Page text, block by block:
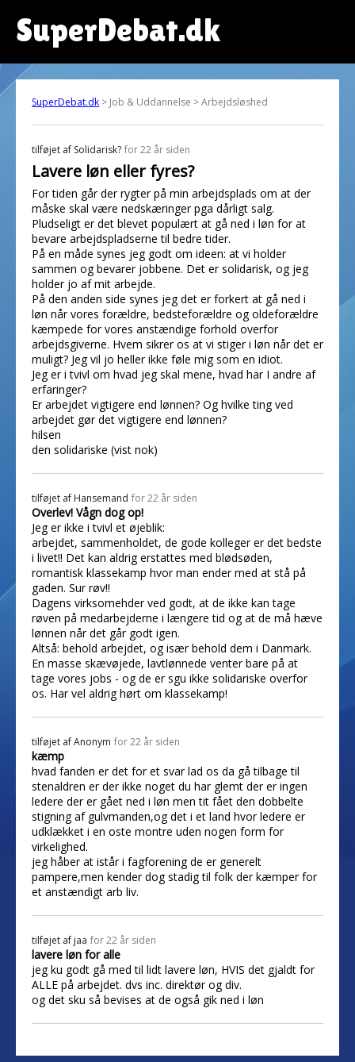
SuperDebat.dk
SuperDebat.dk > Job & Uddannelse > Arbejdsløshed
tilføjet af Solidarisk? for 22 år siden
Lavere løn eller fyres?
For tiden går der rygter på min arbejdsplads om at der
måske skal være nedskæringer pga dårligt salg.
Pludseligt er det blevet populært at gå ned i løn for at
bevare arbejdspladserne til bedre tider.
På en måde synes jeg godt om ideen: at vi holder
sammen og bevarer jobbene. Det er solidarisk, og jeg
holder jo af mit arbejde.
På den anden side synes jeg det er forkert at gå ned i
løn når vores forældre, bedsteforældre og oldeforældre
kæmpede for vores anstændige forhold overfor
arbejdsgiverne. Hvem sikrer os at vi stiger i løn når det er
muligt? Jeg vil jo heller ikke føle mig som en idiot.
Jeg er i tvivl om hvad jeg skal mene, hvad har I andre af
erfaringer?
Er arbejdet vigtigere end lønnen? Og hvilke ting ved
arbejdet gør det vigtigere end lønnen?
hilsen
den solidariske (vist nok)
tilføjet af Hansemand for 22 år siden
Overlev! Vågn dog op!
Jeg er ikke i tvivl et øjeblik:
arbejdet, sammenholdet, de gode kolleger er det bedste
i livet!! Det kan aldrig erstattes med blødsøden,
romantisk klassekamp hvor man ender med at stå på
gaden. Sur røv!!
Dagens virksomehder ved godt, at de ikke kan tage
røven på medarbejderne i længere tid og at de må hæve
lønnen når det går godt igen.
Altså: behold arbejdet, og især behold dem i Danmark.
En masse skævøjede, lavtlønnede venter bare på at
tage vores jobs - og de er sgu ikke solidariske overfor
os. Har vel aldrig hørt om klassekamp!
tilføjet afAnonym for 22 år siden
kæmp
hvad fanden er det for et svar lad os da gå tilbage til
stenaldren er der ikke noget du har glemt der er ingen
ledere der er gået ned i løn men tit fået den dobbelte
stigning af gulvmanden,og det i et land hvor ledere er
udklækket i en oste montre uden nogen form for
virkelighed.
jeg håber at istår i fagforening de er generelt
pampere,men kender dog stadig til folk der kæmper for
et anstændigt arb liv.
tilføjet af jaa for 22 år siden
lavere løn for alle
jeg ku godt gå med til lidt lavere løn, HVIS det gjaldt for
ALLE på arbejdet. dvs inc. direktør og div.
og det sku så bevises at de også gik ned i løn